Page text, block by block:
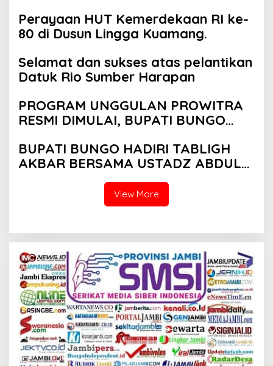
Perayaan HUT Kemerdekaan RI ke-
80 di Dusun Lingga Kuamang.
Selamat dan sukses atas pelantikan
Datuk Rio Sumber Harapan
PROGRAM UNGGULAN PROWITRA
RESMI DIMULAI, BUPATI BUNGO
BUPATI BUNGO HADIRI TABLIGH
AKBAR BERSAMA USTADZ ABDUL
View More